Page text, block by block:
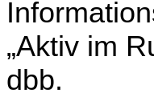
„Aktiv im
dbb.